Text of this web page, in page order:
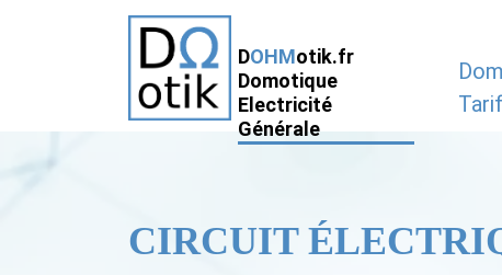
DOHMotik.fr
Domotique
Electricité
Générale
CIRCUIT